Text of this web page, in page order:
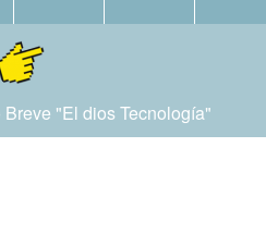
"El dios Tecnología"